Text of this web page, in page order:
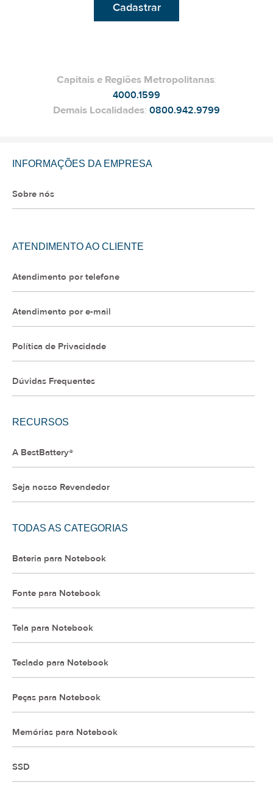
Cadastrar
Capitais e Regiões Metropolitanas:
4000.1599
Demais Localidades: 0800.942.9799
INFORMAÇÕES DA EMPRESA
Sobre nós
ATENDIMENTO AO CLIENTE
Atendimento por telefone
Atendimento por e-mail
Política de Privacidade
Dúvidas Frequentes
RECURSOS
A BestBattery®
Seja nosso Revendedor
TODAS AS CATEGORIAS
Bateria para Notebook
Fonte para Notebook
Tela para Notebook
Teclado para Notebook
Peças para Notebook
Memórias para Notebook
SSD